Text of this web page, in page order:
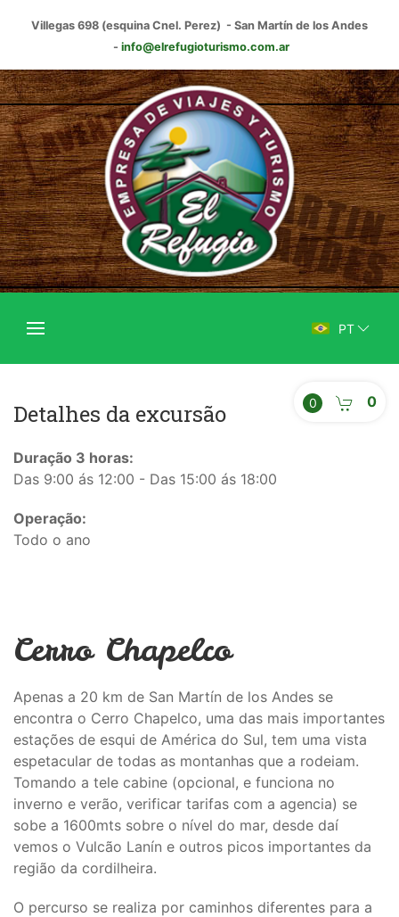
Villegas 698 (esquina Cnel. Perez) - San Martín de los Andes
- info@elrefugioturismo.com.ar
0 0
PT
Cerro Chapelco
Apenas a 20 km de San Martín de los Andes se
encontra o Cerro Chapelco, uma das mais importantes
estações de esqui de América do Sul, tem uma vista
espetacular de todas as montanhas que a rodeiam.
Tomando a tele cabine (opcional, e funciona no
inverno e verão, verificar tarifas com a agencia) se
sobe a 1600mts sobre o nível do mar, desde daí
vemos o Vulcão Lanín e outros picos importantes da
região da cordilheira.
O percurso se realiza por caminhos diferentes para a
Detalhes da excursão
Duração 3 horas:
Das 9:00 ás 12:00 - Das 15:00 ás 18:00
Operação:
Todo o ano